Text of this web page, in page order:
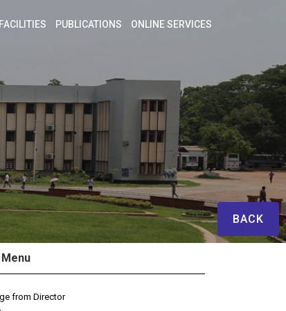
FACILITIES PUBLICATIONS ONLINE SERVICES
BACK
from Director